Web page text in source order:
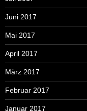
Juni 2017
Mai 2017
April 2017
März 2017
Februar 2017
Januar 2017